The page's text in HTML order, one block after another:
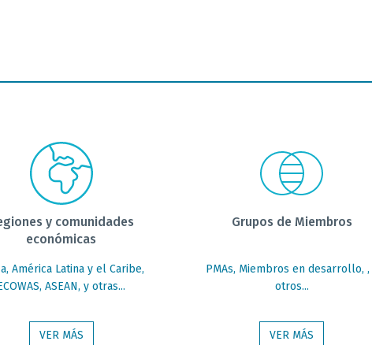
y comunidades
económicas
,América Latina y el Caribe,
,ASEAN,y otras...
VER MÁS
Grupos de Miembros
PMAs, Miembros en desarrollo, ,
otros...
VER MÁS